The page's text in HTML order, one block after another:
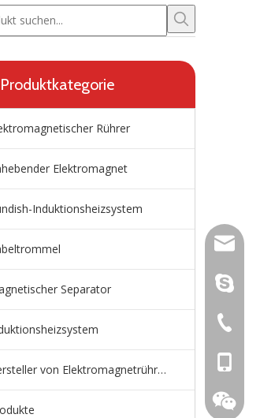
Produktkategorie
Rührer
Elektromagnet
Induktionsheizsystem
Separator
Hersteller von Elektromagnetrührern
+86-